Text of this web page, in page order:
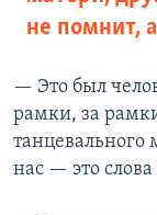
не помнит,
— Это был
рамки, за
нас — это